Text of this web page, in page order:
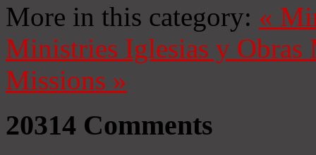
More in this category: «
Ministries Iglesias y Obras
Missions »
20314 Comments